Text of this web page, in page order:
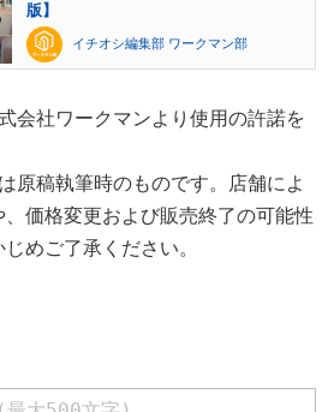
版】
イチオシ編集部 ワークマン部
会社ワークマンより使用の許諾を
原稿執筆時のものです。店舗によ
価格変更および販売終了の可能性
めご了承ください。